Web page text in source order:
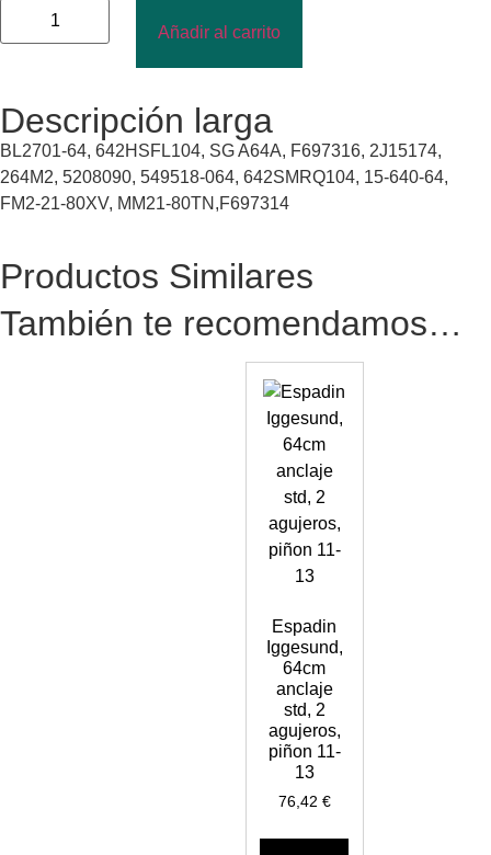
Añadir al carrito
Descripción larga
BL2701-64, 642HSFL104, SG A64A, F697316, 2J15174,
264M2, 5208090, 549518-064, 642SMRQ104, 15-640-64,
FM2-21-80XV, MM21-80TN,F697314
Productos Similares
También te recomendamos…
Espadin
Iggesund,
64cm
anclaje
std, 2
agujeros,
piñon 11-
13
76,42 €